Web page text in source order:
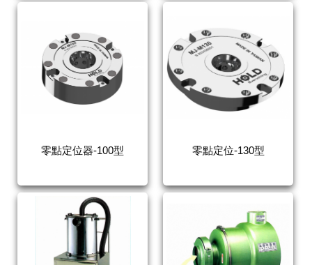
零點定位器-100型 零點定位-130型